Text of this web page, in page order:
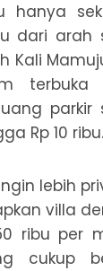
hanya
dari arah
Kali
parkir
Rp 10 ribu.
lebih
villa
ribu per
cukup